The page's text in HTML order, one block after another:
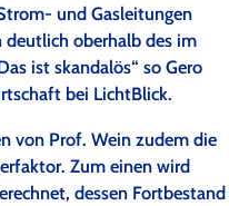
und Gasleitungen
oberhalb des im
ist skandalös“ so Gero
bei LichtBlick.
von Prof. Wein zudem die
Zum einen wird
dessen Fortbestand